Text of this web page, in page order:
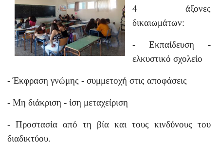
4 άξονες
δικαιωμάτων:
- Εκπαίδευση -
ελκυστικό σχολείο
- Έκφραση γνώμης - συμμετοχή στις αποφάσεις
- Μη διάκριση - ίση μεταχείριση
- Προστασία από τη βία και τους κινδύνους του
διαδικτύου.